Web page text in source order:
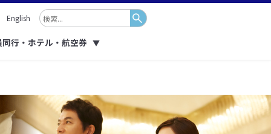
English
行・ホテル・航空券 ▼